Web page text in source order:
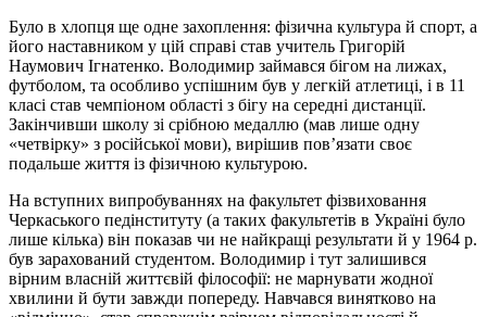
Було в хлопця ще одне захоплення: фізична культура й спорт, а
його наставником у цій справі став учитель Григорій
Наумович Ігнатенко. Володимир займався бігом на лижах,
футболом, та особливо успішним був у легкій атлетиці, і в 11
класі став чемпіоном області з бігу на середні дистанції.
Закінчивши школу зі срібною медаллю (мав лише одну
«четвірку» з російської мови), вирішив пов’язати своє
подальше життя із фізичною культурою.
На вступних випробуваннях на факультет фізвиховання
Черкаського педінституту (а таких факультетів в Україні було
лише кілька) він показав чи не найкращі результати й у 1964 р.
був зарахований студентом. Володимир і тут залишився
вірним власній життєвій філософії: не марнувати жодної
хвилини й бути завжди попереду. Навчався винятково на